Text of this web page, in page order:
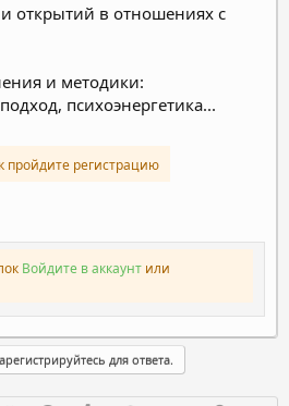
открытий в отношениях с
и методики:
психоэнергетика...
пройдите регистрацию
Войдите в аккаунт или
для ответа.